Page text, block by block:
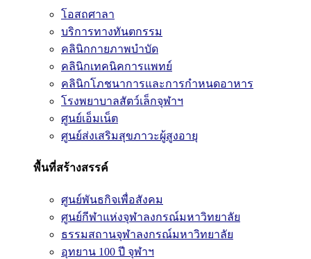
โอสถศาลา
บริการทางทันตกรรม
คลินิกกายภาพบำบัด
คลินิกเทคนิคการแพทย์
คลินิกโภชนาการและการกำหนดอาหาร
โรงพยาบาลสัตว์เล็กจุฬาฯ
ศูนย์เอ็มเน็ต
ศูนย์ส่งเสริมสุขภาวะผู้สูงอายุ
พื้นที่สร้างสรรค์
ศูนย์พันธกิจเพื่อสังคม
ศูนย์กีฬาแห่งจุฬาลงกรณ์มหาวิทยาลัย
ธรรมสถานจุฬาลงกรณ์มหาวิทยาลัย
อุทยาน 100 ปี จุฬาฯ